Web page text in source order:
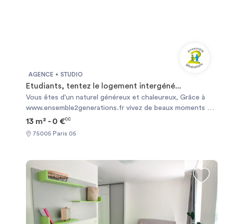
AGENCE STUDIO
Etudiants, tentez le logement intergéné...
Vous êtes d'un naturel généreux et chaleureux, Grâce à
www.ensemble2generations.fr vivez de beaux moments de
partage et d'échange avec une personne senior . Nous
vous proposons un logement à Paris , en échange de
présence le soir et la nuit (1 soirée de libre par semaine et 2
Encadrement et suivi sécurisé par l'association. contact
c.garnier@ensemble2generations.fr
13 m² - 0 €CC
75005 Paris 05